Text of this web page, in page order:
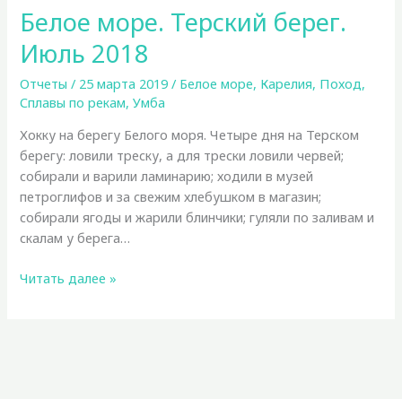
Белое море. Терский берег.
Июль 2018
Отчеты / 25 марта 2019/ Белое море, Карелия, Поход,
Сплавы по рекам,Умба
Хокку на берегу Белого моря. Четыре дня на Терском
берегу: ловили треску, а для трески ловили червей;
собирали и варили ламинарию; ходили в музей
петроглифов и за свежим хлебушком в магазин;
собирали ягоды и жарили блинчики; гуляли по заливам и
скалам у берега…
Белое
Читать далее »